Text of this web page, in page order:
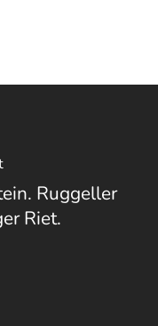
Ruggeller
Riet.